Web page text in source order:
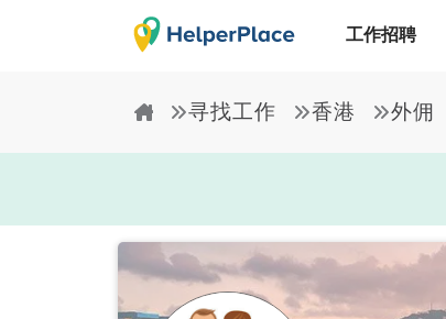
工作招聘
寻找工作 香港 外佣